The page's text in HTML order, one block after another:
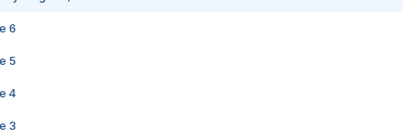
6
5
4
3